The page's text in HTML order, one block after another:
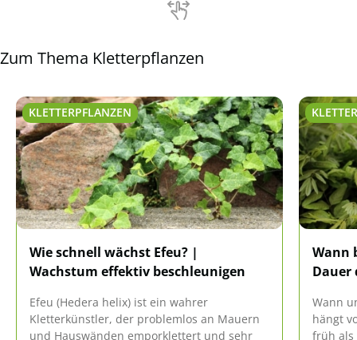
Zum Thema Kletterpflanzen
KLETTERPFLANZEN
Wie schnell wächst Efeu? |
Wachstum effektiv beschleunigen
Efeu (Hedera helix) ist ein wahrer
Kletterkünstler, der problemlos an Mauern
und Hauswänden emporklettert und sehr
Wann
Dauer
Wann
hängt
früh als